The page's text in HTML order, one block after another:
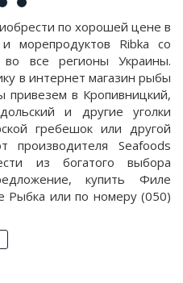
по хорошей цене в
морепродуктов Ribka со
во все регионы Украины.
в интернет магазин рыбы
привезем в Кропивницкий,
и другие уголки
гребешок или другой
производителя Seafoods
из богатого выбора
купить Филе
Рыбка или по номеру (050)